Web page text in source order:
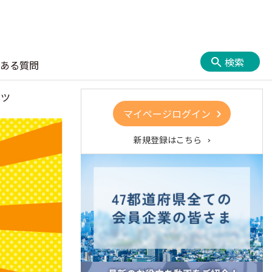
る質問 検索
マイページログイン
新規登録はこちら